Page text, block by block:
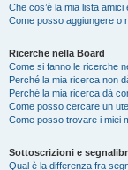
Che cos’è la mia lista amici
Come posso aggiungere o
Ricerche nella Board
Come si fanno le ricerche
Perché la mia ricerca non
Perché la mia ricerca dà
Come posso cercare un
Come posso trovare i miei
Sottoscrizioni e
Qual è la differenza fra